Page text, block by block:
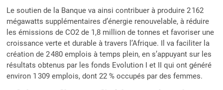
Le soutien de la Banque va ainsi contribuer à produire 2 162
mégawatts supplémentaires d’énergie renouvelable, à réduire
les émissions de CO2 de 1,8 million de tonnes et favoriser une
croissance verte et durable à travers l’Afrique. Il va faciliter la
création de 2 480 emplois à temps plein, en s’appuyant sur les
résultats obtenus par les fonds Evolution I et II qui ont généré
environ 1 309 emplois, dont 22 % occupés par des femmes.